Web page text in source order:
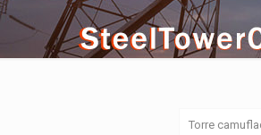
Torre